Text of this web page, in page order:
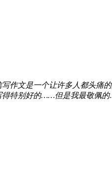
作文是一个让许多人都头痛
得特别好的……但是我最敬佩的